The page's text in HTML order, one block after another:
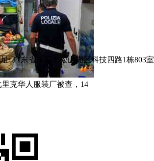
克华人服装厂被查，14
: 广东省东莞市松山湖区科技四路1栋803室